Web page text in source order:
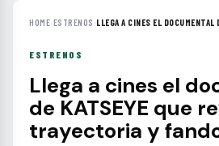
HOME›ESTRENOS ›LLEGA A CINES EL DOCUMENTAL
ESTRENOS
Llega a cines el
de KATSEYE que
trayectoria y